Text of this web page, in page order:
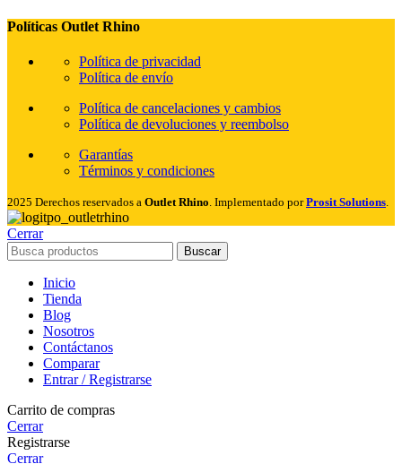
Políticas Outlet Rhino
Política de privacidad
Política de envío
Política de cancelaciones y cambios
Política de devoluciones y reembolso
Garantías
Términos y condiciones
2025 Derechos reservados a Outlet Rhino . Implementado porProsit Solutions
Cerrar
Buscar
Inicio
Tienda
Blog
Nosotros
Contáctanos
Comparar
Entrar / Registrarse
Carrito de compras
Cerrar
Registrarse
Cerrar